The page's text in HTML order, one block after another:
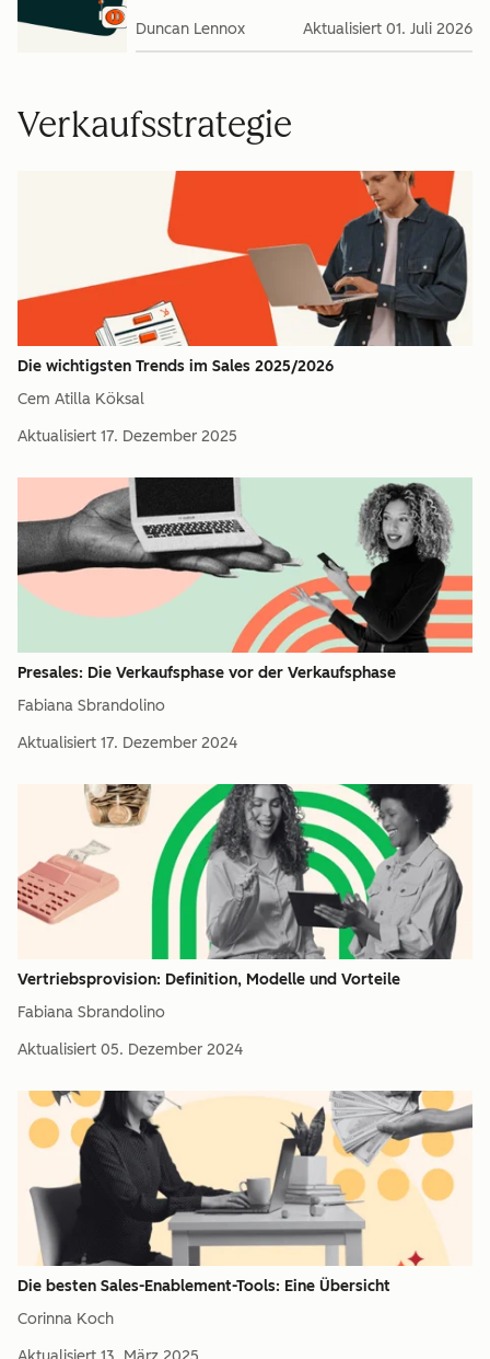
Duncan Lennox Aktualisiert 01. Juli 2026
Verkaufsstrategie
Die wichtigsten Trends im Sales 2025/2026
Cem Atilla Köksal
Aktualisiert 17. Dezember 2025
Presales: Die Verkaufsphase vor der Verkaufsphase
Fabiana Sbrandolino
Aktualisiert 17. Dezember 2024
Vertriebsprovision: Definition, Modelle und Vorteile
Fabiana Sbrandolino
Aktualisiert 05. Dezember 2024
Die besten Sales-Enablement-Tools: Eine Übersicht
Corinna Koch